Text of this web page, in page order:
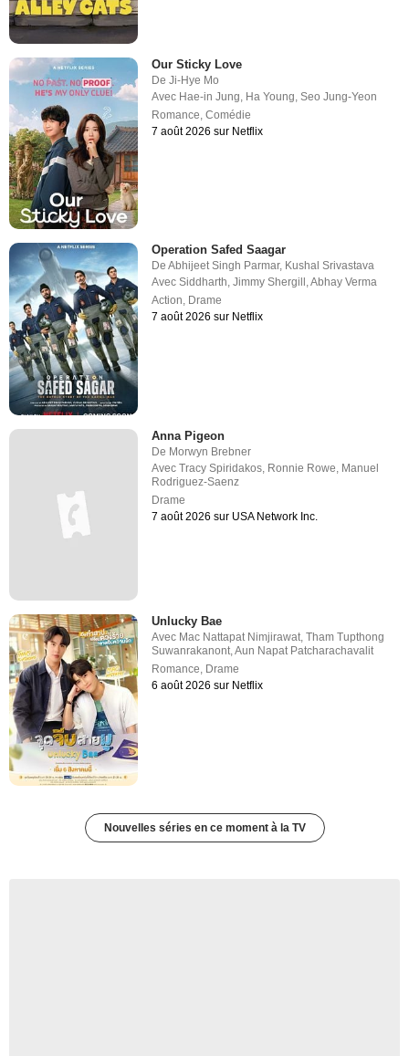
Our Sticky Love
DeJi-Hye Mo
Avec Hae-in Jung, Ha Young,Seo Jung-Yeon
Romance,Comédie
7 août 2026 sur Netflix
Operation Safed Saagar
DeAbhijeet Singh Parmar, Kushal Srivastava
AvecSiddharth,Jimmy Shergill ,Abhay Verma
Action, Drame
7 août 2026 sur Netflix
Anna Pigeon
De Morwyn Brebner
AvecTracy Spiridakos Ronnie Rowe Manuel
Rodriguez-Saenz
Drame
7 août 2026 sur USA Network Inc.
Unlucky Bae
Avec Mac Nattapat Nimjirawat,Tham Tupthong
Suwanrakanont,Aun Napat Patcharachavalit
Romance, Drame
6 août 2026 sur Netflix
Nouvelles séries en ce moment à la TV